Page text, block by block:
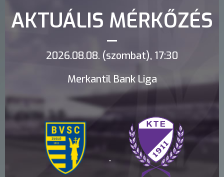
AKTUÁLIS MÉRKŐZÉS
2026.08.08. (szombat), 17:30
Merkantil Bank Liga
-